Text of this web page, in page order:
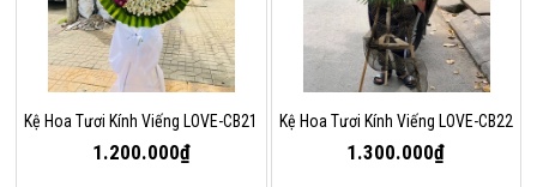
Kệ Hoa Tươi Kính Viếng LOVE-CB21
1.200.000₫
Kệ Hoa Tươi Kính Viếng LOVE-CB22
1.300.000₫